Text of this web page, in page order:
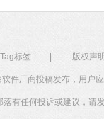
Tag标签 版权声明
件厂商投稿发布，用户
有任何投诉或建议，请